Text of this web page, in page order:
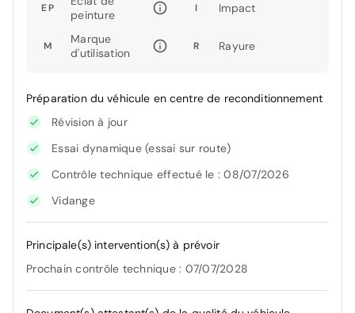
EP
peinture
I Impact
M
Marque
d'utilisation
R Rayure
Préparation du véhicule en centre de reconditionnement
Révision à jour
Essai dynamique (essai sur route)
Contrôle technique effectué le : 08/07/2026
Vidange
Principale(s) intervention(s) à prévoir
Prochain contrôle technique : 07/07/2028